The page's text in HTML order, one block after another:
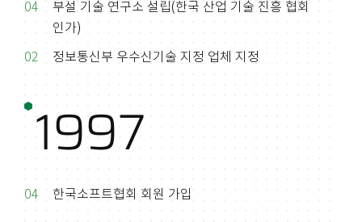
04
부설 기술 연구소 설립(한국 산업 기술 진흥 협회
인가)
02 정보통신부 우수신기술 지정 업체 지정
1997
04 한국소프트협회 회원 가입